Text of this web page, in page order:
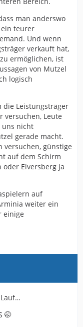
man anderswo
teurer
Und wenn
verkauft hat,
ermöglichen, ist
von Mutzel
logisch
die Leistungsträger
versuchen, Leute
uns nicht
gerade macht.
versuchen, günstige
auf dem Schirm
Elversberg ja
auf
weiter ein
einige
🤭